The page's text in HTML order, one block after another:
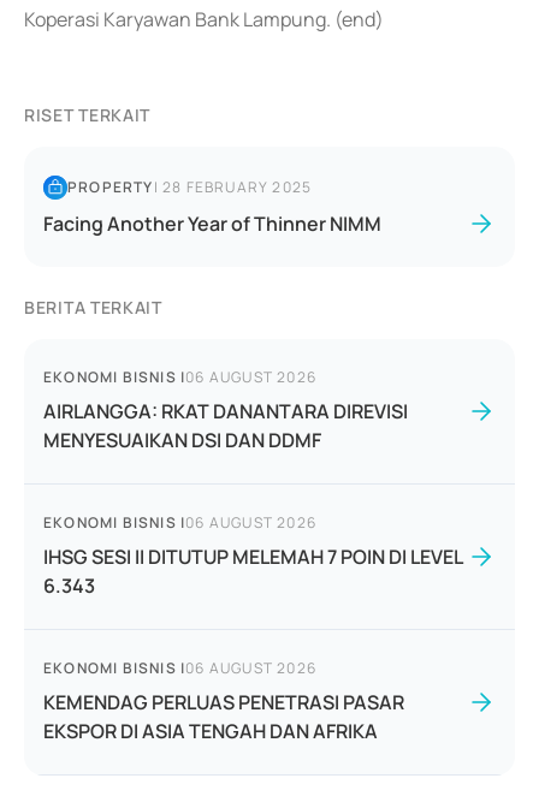
Koperasi Karyawan Bank Lampung. (end)
RISET TERKAIT
PROPERTY|28 FEBRUARY 2025
Facing Another Year of Thinner NIMM
BERITA TERKAIT
EKONOMI BISNIS |06 AUGUST 2026
AIRLANGGA: RKAT DANANTARA DIREVISI
MENYESUAIKAN DSI DAN DDMF
EKONOMI BISNIS |06 AUGUST 2026
IHSG SESI II DITUTUP MELEMAH 7 POIN DI LEVEL
6.343
EKONOMI BISNIS |06 AUGUST 2026
KEMENDAG PERLUAS PENETRASI PASAR
EKSPOR DI ASIA TENGAH DAN AFRIKA